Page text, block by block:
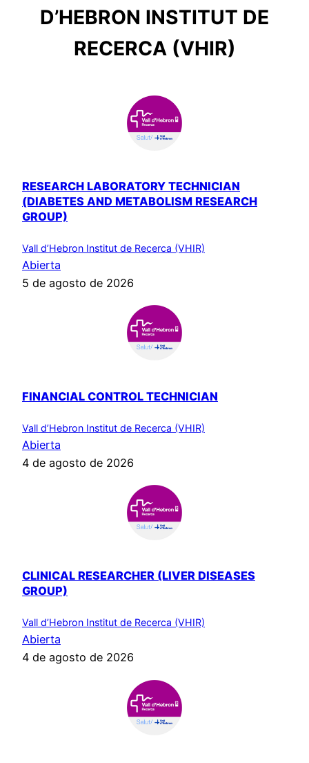
D’HEBRON INSTITUT DE
RECERCA (VHIR)
RESEARCH LABORATORY TECHNICIAN
(DIABETES AND METABOLISM RESEARCH
GROUP)
Vall d’Hebron Institut de Recerca (VHIR)
Abierta
5 de agosto de 2026
FINANCIAL CONTROL TECHNICIAN
Vall d’Hebron Institut de Recerca (VHIR)
Abierta
4 de agosto de 2026
CLINICAL RESEARCHER (LIVER DISEASES
GROUP)
Vall d’Hebron Institut de Recerca (VHIR)
Abierta
4 de agosto de 2026